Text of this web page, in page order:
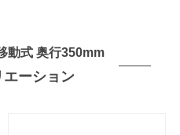
動式 奥行350mm
ーション